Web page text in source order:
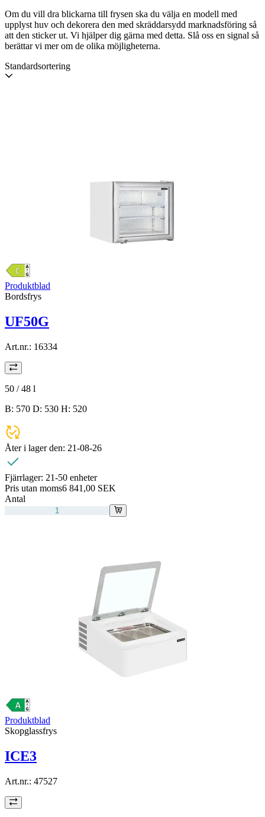
Om du vill dra blickarna till frysen ska du välja en modell med
upplyst huv och dekorera den med skräddarsydd marknadsföring så
att den sticker ut. Vi hjälper dig gärna med detta. Slå oss en signal så
berättar vi mer om de olika möjligheterna.
Standardsortering
Produktblad
Bordsfrys
UF50G
Art.nr.: 16334
50 / 48 l
B: 570 D: 530 H: 520
Åter i lager den: 21-08-26
Fjärrlager: 21-50 enheter
Pris utan moms6 841,00 SEK
Antal
Produktblad
Skopglassfrys
ICE3
Art.nr.: 47527